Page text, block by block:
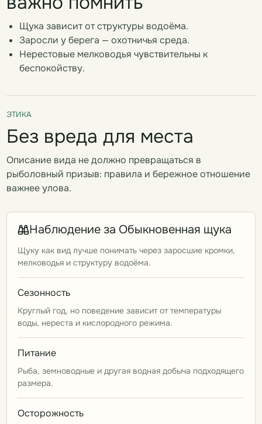
Щука зависит от структуры водоёма.
Заросли у берега — охотничья среда.
Нерестовые мелководья чувствительны к
беспокойству.
ЭТИКА
Без вреда для места
Описание вида не должно превращаться в
рыболовный призыв: правила и бережное отношение
важнее улова.
Наблюдение за Обыкновенная щука
Щуку как вид лучше понимать через заросшие кромки,
мелководья и структуру водоёма.
Сезонность
Круглый год, но поведение зависит от температуры
воды, нереста и кислородного режима.
Питание
Рыба, земноводные и другая водная добыча подходящего
размера.
Осторожность